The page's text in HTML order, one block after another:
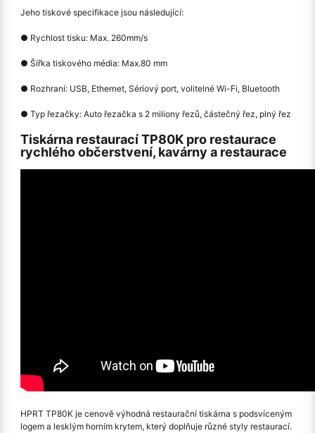
Jeho tiskové specifikace jsou následující:
● Rychlost tisku: Max. 260mm/s
● Šířka tiskového média: Max.80 mm
● Rozhraní: USB, Ethernet, Sériový port, volitelné Wi-Fi, Bluetooth
● Typ řezačky: Auto řezačka s 2 miliony řezů, částečný řez, plný řez
Tiskárna restaurací TP80K pro restaurace
rychlého občerstvení, kavárny a restaurace
HPRT TP80K je cenově výhodná restaurační tiskárna s podsvíceným
logem a lesklým horním krytem, který doplňuje různé styly restaurací.